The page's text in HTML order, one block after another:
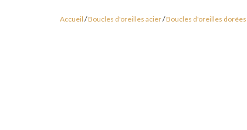
Accueil /Boucles d'oreilles acier/Boucles d'oreilles dorées